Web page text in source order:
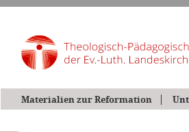
Materialien zur Reformation